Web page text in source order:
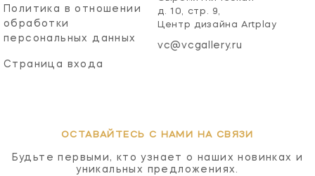
Политика в отношении
обработки
персональных данных
Страница входа
д. 10, стр. 9,
Центр дизайна Artplay
vc@vcgallery.ru
ОСТАВАЙТЕСЬ С НАМИ НА СВЯЗИ
Будьте первыми, кто узнает о наших новинках и
уникальных предложениях.